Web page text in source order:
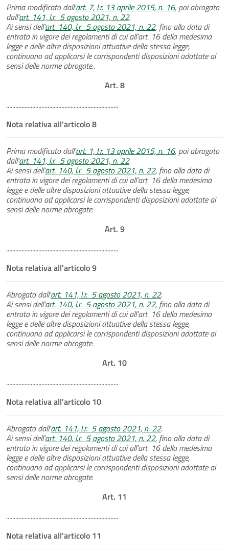
Prima modificato dall'art. 7, l.r. 13 aprile 2015, n. 16, poi abrogato
dall'art. 141, l.r. 5 agosto 2021, n. 22.
Ai sensi dell'art. 140, l.r. 5 agosto 2021, n. 22, fino alla data di
entrata in vigore dei regolamenti di cui all'art. 16 della medesima
legge e delle altre disposizioni attuative della stessa legge,
continuano ad applicarsi le corrispondenti disposizioni adottate ai
sensi delle norme abrogate..
Art. 8
.........................................................................
Nota relativa all'articolo 8
Prima modificato dall'art. 1, l.r. 13 aprile 2015, n. 16, poi abrogato
dall'art. 141, l.r. 5 agosto 2021, n. 22.
Ai sensi dell'art. 140, l.r. 5 agosto 2021, n. 22, fino alla data di
entrata in vigore dei regolamenti di cui all'art. 16 della medesima
legge e delle altre disposizioni attuative della stessa legge,
continuano ad applicarsi le corrispondenti disposizioni adottate ai
sensi delle norme abrogate.
Art. 9
.........................................................................
Nota relativa all'articolo 9
Abrogato dall'art. 141, l.r. 5 agosto 2021, n. 22.
Ai sensi dell'art. 140, l.r. 5 agosto 2021, n. 22, fino alla data di
entrata in vigore dei regolamenti di cui all'art. 16 della medesima
legge e delle altre disposizioni attuative della stessa legge,
continuano ad applicarsi le corrispondenti disposizioni adottate ai
sensi delle norme abrogate.
Art. 10
.........................................................................
Nota relativa all'articolo 10
Abrogato dall'art. 141, l.r. 5 agosto 2021, n. 22.
Ai sensi dell'art. 140, l.r. 5 agosto 2021, n. 22, fino alla data di
entrata in vigore dei regolamenti di cui all'art. 16 della medesima
legge e delle altre disposizioni attuative della stessa legge,
continuano ad applicarsi le corrispondenti disposizioni adottate ai
sensi delle norme abrogate.
Art. 11
.........................................................................
Nota relativa all'articolo 11